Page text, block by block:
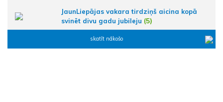
JaunLiepājas vakara tirdziņš aicina kopā
svinēt divu gadu jubileju (5)
skatīt nākošo